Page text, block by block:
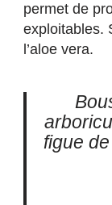
permet de
exploitables.
l’aloe vera.
figue